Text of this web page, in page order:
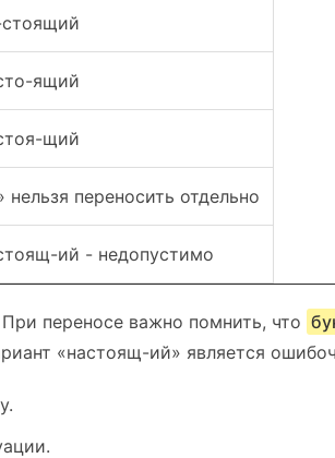
ящий
щий
нельзя переносить отдельно
ий - недопустимо
При переносе важно помнить, что
«настоящ-ий» является